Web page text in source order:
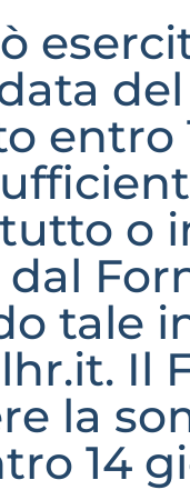
entro
o
tale
Il
la
14